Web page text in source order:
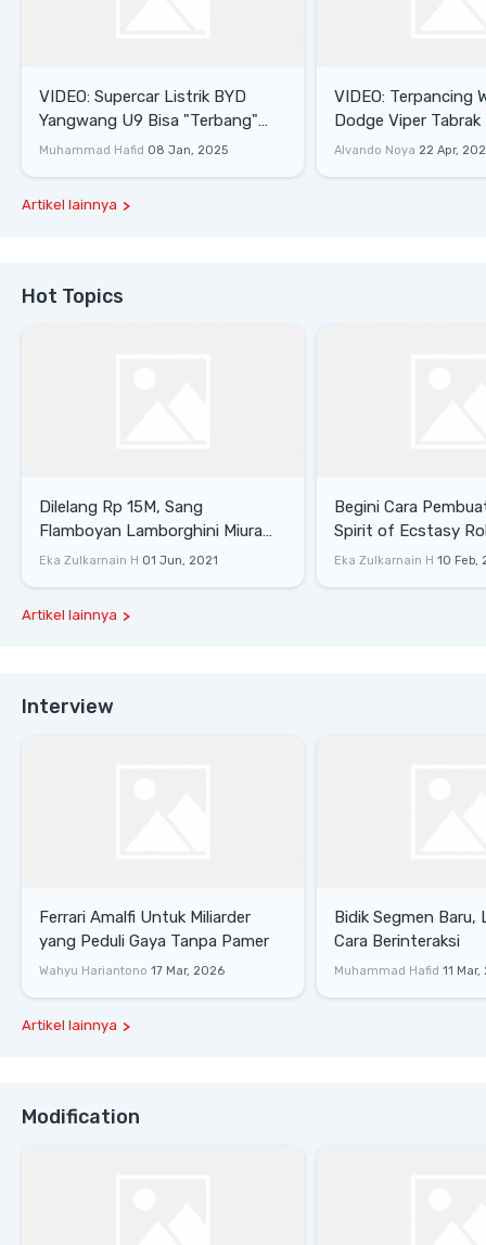
VIDEO: Supercar Listrik BYD
Yangwang U9 Bisa "Terbang"
Lewati Rintangan
Muhammad Hafid 08 Jan, 2025
VIDEO: Terpancing
Dodge Viper Tabrak
Saat Burnout
Alvando Noya 22 Apr,
Artikel lainnya
Hot Topics
Dilelang Rp 15M, Sang
Flamboyan Lamborghini Miura
P400 S
Eka Zulkarnain H 01 Jun, 2021
Begini Cara
Spirit of Ecstasy
Eka Zulkarnain H 10 Feb,
Artikel lainnya
Interview
Ferrari Amalfi Untuk Miliarder
yang Peduli Gaya Tanpa Pamer
Wahyu Hariantono 17 Mar, 2026
Bidik Segmen Baru,
Cara Berinteraksi
Muhammad Hafid 11
Artikel lainnya
Modification